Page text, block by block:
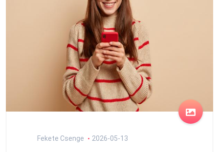
Fekete Csenge 2026-05-13